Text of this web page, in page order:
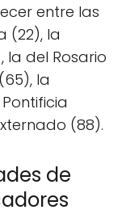
entre las
(22), la
la del Rosario
la
(88).
de